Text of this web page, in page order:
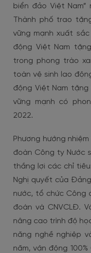
biển đảo Việt Nam”
Thành phố trao
vững mạnh xuất sắc
động Việt Nam
trong phong trào
toàn vệ sinh lao
động Việt Nam
vững mạnh có
2022.
Phương hướng
đoàn Công ty Nước
thắng lợi các chỉ
Nghị quyết của
nước, tổ chức Công
đoàn và CNVCLĐ.
nâng cao trình độ
năng nghề nghiệp
năm, vận động